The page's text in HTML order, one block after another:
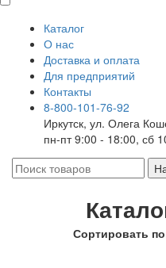
Каталог
О нас
Доставка и оплата
Для предприятий
Контакты
8-800-101-76-92
Иркутск, ул. Олега
пн-пт 9:00 - 18:00, сб
Сортировать